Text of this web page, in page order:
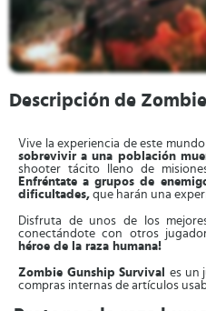
Descripción de
Vive la experiencia de este
sobrevivir a una población
shooter tácito lleno de
Enfréntate a grupos de
dificultades, que harán una
Disfruta de unos de los
conectándote con otros
héroe de la raza humana!
Zombie Gunship Survival es un
compras internas de artículos